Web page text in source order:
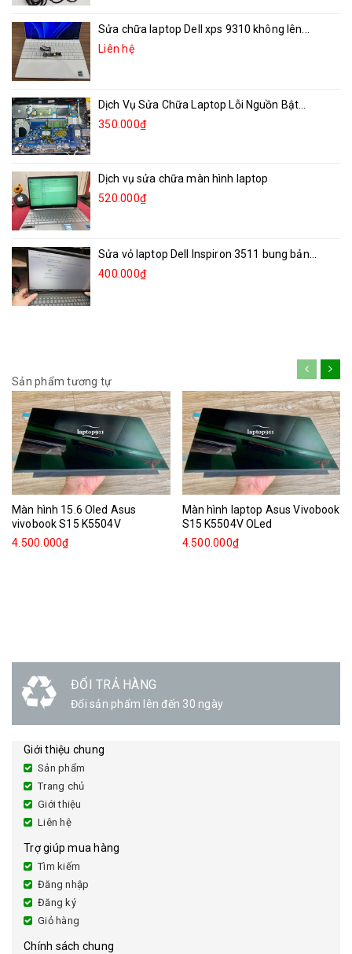
Sửa chữa laptop Dell xps 9310 không lên...
Liên hệ
Dịch Vụ Sửa Chữa Laptop Lỗi Nguồn Bật...
350.000₫
Dịch vụ sửa chữa màn hình laptop
520.000₫
Sửa vỏ laptop Dell Inspiron 3511 bung bản...
400.000₫
Sản phẩm tương tự
Màn hình 15.6 Oled Asus
vivobook S15 K5504V
4.500.000₫
Màn hình laptop Asus Vivobook
S15 K5504V OLed
4.500.000₫
ĐỔI TRẢ HÀNG
Đổi sản phẩm lên đến 30 ngày
Giới thiệu chung
Sản phẩm
Trang chủ
Giới thiệu
Liên hệ
Trợ giúp mua hàng
Tìm kiếm
Đăng nhập
Đăng ký
Giỏ hàng
Chính sách chung